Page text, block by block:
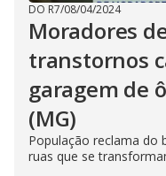
DO R7/08/04/2024
Moradores
transtornos
garagem de
(MG)
População reclama do
ruas que se